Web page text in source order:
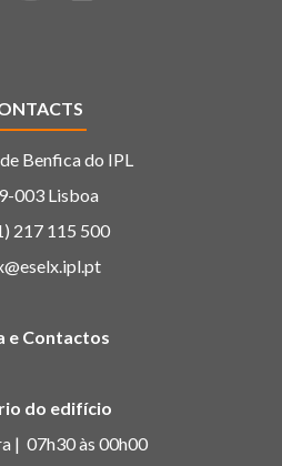
Benfica do IPL
003 Lisboa
217 115 500
e Contactos
do edifício
| 07h30 às 00h00